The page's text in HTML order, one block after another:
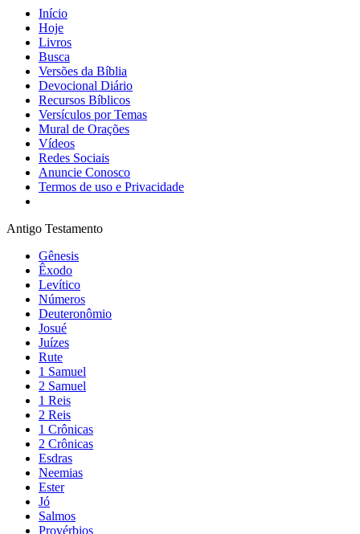
Início
Hoje
Livros
Busca
Versões da Bíblia
Devocional Diário
Recursos Bíblicos
Versículos por Temas
Mural de Orações
Vídeos
Redes Sociais
Anuncie Conosco
Termos de uso e Privacidade
Antigo Testamento
Gênesis
Êxodo
Levítico
Números
Deuteronômio
Josué
Juízes
Rute
1 Samuel
2 Samuel
1 Reis
2 Reis
1 Crônicas
2 Crônicas
Esdras
Neemias
Ester
Jó
Salmos
Provérbios